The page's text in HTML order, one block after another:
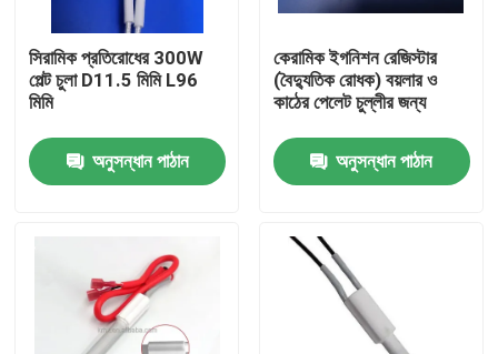
বাড়ি
সিরামিক প্রতিরোধের 300W
পেল্ট চুলা D11.5 মিমি L96
মিমি
অনুসন্ধান পাঠান
কেরামিক ইগনিশন রেজিস্টার
(বৈদ্যুতিক রোধক) বয়লার ও
কাঠের পেলেট চুল্লীর জন্য
অনুসন্ধান পাঠান